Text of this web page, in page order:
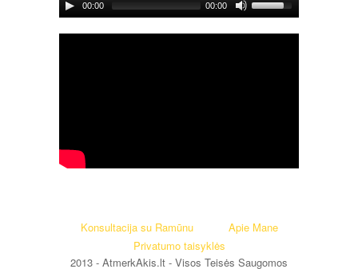
00:00 00:00
Konsultacija su Ramūnu
Apie Mane
Privatumo taisyklės
2013 - AtmerkAkis.lt - Visos Teisės Saugomos